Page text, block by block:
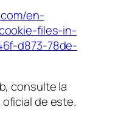
en-
files-in-
d873-78de-
consulte la
de este.